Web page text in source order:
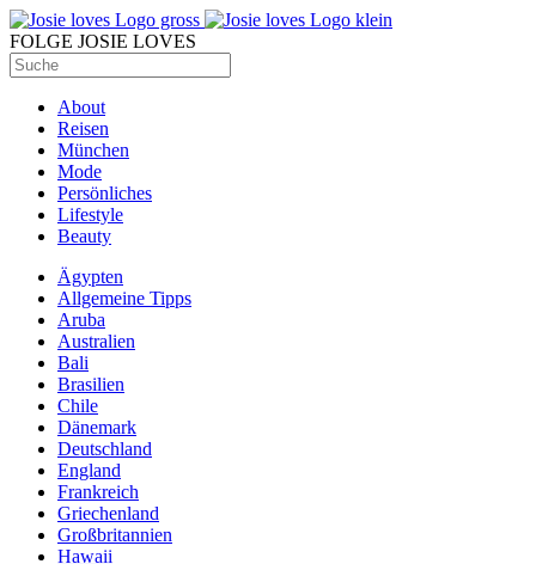
FOLGE JOSIE LOVES
About
Reisen
München
Mode
Persönliches
Lifestyle
Beauty
Ägypten
Allgemeine Tipps
Aruba
Australien
Bali
Brasilien
Chile
Dänemark
Deutschland
England
Frankreich
Griechenland
Großbritannien
Hawaii